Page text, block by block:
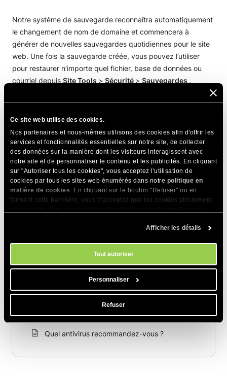
Ce site web utilise des cookies.
Nos partenaires et nous-mêmes utilisons des cookies afin d'offrir les
services et fonctionnalités essentielles sur notre site, de collecter
des données sur la manière dont les visiteurs interagissent avec
notre site et de personnaliser le contenu et les publicités. En cliquant
sur "Autoriser tous les cookies", vous acceptez l'utilisation de
cookies par tous les sites web énumérés dans notre politique en
matière de cookies. En cliquant sur le bouton "Refuser" ou en
fermant cette bannière, vous n'acceptez que les cookies strictement
. Vous pouvez gérer vos préférences
Afficher les détails
Tout autoriser
Personnaliser
Refuser
Notre système de sauvegarde reconnaîtra automatiquement
le changement de nom de domaine et commencera à
générer de nouvelles sauvegardes quotidiennes pour le site
web. Une fois la sauvegarde créée, vous pouvez l’utiliser
pour restaurer n’importe quel fichier, base de données ou
courriel depuis Site Tools > Sécurité > Sauvegardes .
Articles Connexes
HTTP vs HTTPS : quelles différences ?
Qu’est-ce qu’un VPN et comment fonctionne-
t-il ?
Je vois une page CAPTCHA sur mon site Web
Comment nettoyer mes fichiers du code
malveillant ?
Comment SiteGround protège mon site web ?
Quel antivirus recommandez-vous ?